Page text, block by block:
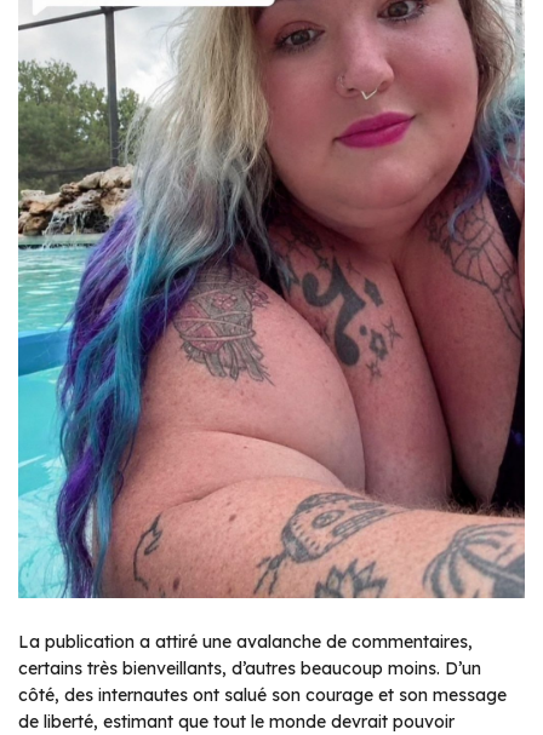
La publication a attiré une avalanche de commentaires,
certains très bienveillants, d’autres beaucoup moins. D’un
côté, des internautes ont salué son courage et son message
de liberté, estimant que tout le monde devrait pouvoir